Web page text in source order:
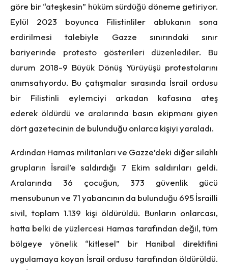
göre bir “ateşkesin” hüküm sürdüğü döneme getiriyor.
Eylül 2023 boyunca Filistinliler ablukanın sona
erdirilmesi talebiyle Gazze sınırındaki sınır
bariyerinde protesto gösterileri düzenlediler. Bu
durum 2018-9 Büyük Dönüş Yürüyüşü protestolarını
anımsatıyordu. Bu çatışmalar sırasında İsrail ordusu
bir Filistinli eylemciyi arkadan kafasına ateş
ederek öldürdü ve aralarında basın ekipmanı giyen
dört gazetecinin de bulunduğu onlarca kişiyi yaraladı.
Ardından Hamas militanları ve Gazze’deki diğer silahlı
grupların İsrail’e saldırdığı 7 Ekim saldırıları geldi.
Aralarında 36 çocuğun, 373 güvenlik gücü
mensubunun ve 71 yabancının da bulunduğu 695 İsrailli
sivil, toplam 1.139 kişi öldürüldü. Bunların onlarcası,
hatta belki deyüzlercesi Hamas tarafından değil, tüm
bölgeye yönelik “kitlesel” bir Hanibal direktifini
uygulamaya koyan İsrail ordusu tarafından öldürüldü.